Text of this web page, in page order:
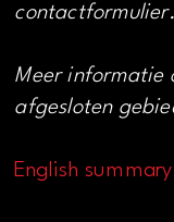
contactformulier.
Meer informatie
afgesloten
English